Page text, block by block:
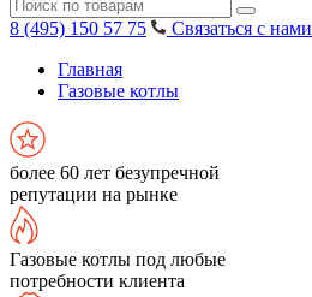
8 (495) 150 57 75
Связаться с нами
Главная
Газовые котлы
более 60 лет безупречной
репутации на рынке
Газовые котлы под любые
потребности клиента